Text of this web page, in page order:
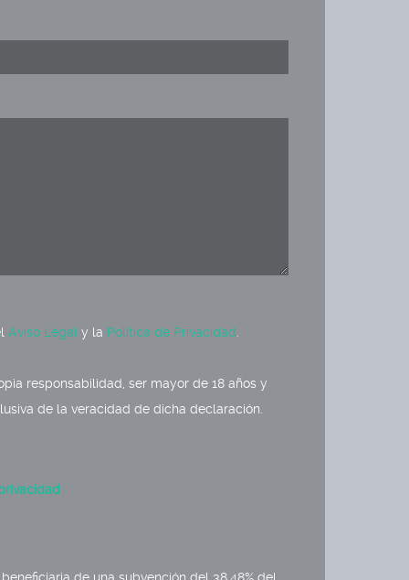
Aviso Legal y la Política de Privacidad
responsabilidad, ser mayor de 18 años y
de la veracidad de dicha declaración.